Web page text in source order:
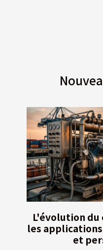
L'évolution du
les
et